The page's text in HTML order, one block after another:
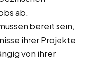
ab.
bereit sein,
ihrer Projekte
von ihrer